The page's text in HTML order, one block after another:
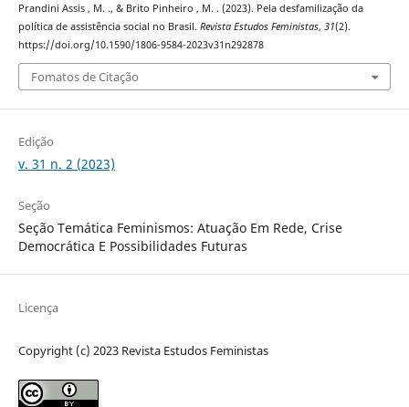
Prandini Assis , M. ., & Brito Pinheiro , M. . (2023). Pela desfamilização da
política de assistência social no Brasil. Revista Estudos Feministas, 31(2).
https://doi.org/10.1590/1806-9584-2023v31n292878
Fomatos de Citação
Edição
v. 31 n. 2 (2023)
Seção
Seção Temática Feminismos: Atuação Em Rede, Crise
Democrática E Possibilidades Futuras
Licença
Copyright (c) 2023 Revista Estudos Feministas